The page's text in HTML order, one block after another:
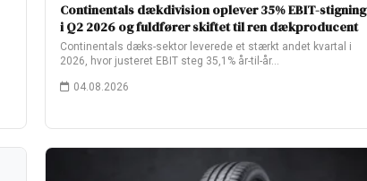
Continentals dækdivision oplever 35% EBIT-stigning
i Q2 2026 og fuldfører skiftet til ren dækproducent
Continentals dæks-sektor leverede et stærkt andet kvartal i
2026, hvor justeret EBIT steg 35,1% år-til-år…
04.08.2026